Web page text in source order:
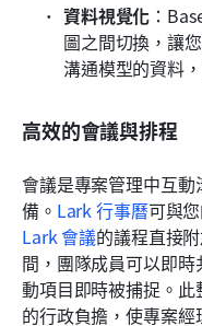
資料視覺化 ：
圖之間切換，讓
溝通模型的資料
高效的會議與排程
會議是專案管理中互
備。 Lark 行事曆可與
Lark 會議的議程直接
間，團隊成員可以即
動項目即時被捕捉。
的行政負擔，使專案經